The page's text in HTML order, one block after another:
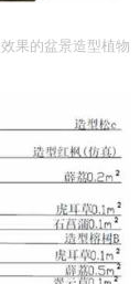
果的盆景造型植物